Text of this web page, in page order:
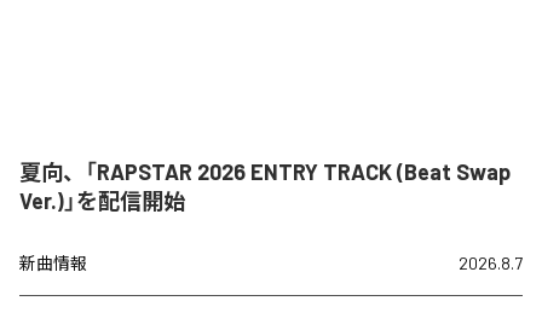
夏向、「RAPSTAR 2026 ENTRY TRACK (Beat Swap
Ver.)」を配信開始
新曲情報 2026.8.7